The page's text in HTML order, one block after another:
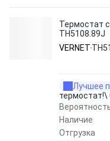
Термостат
TH5108.89J
VERNET
Лучшее
термостат!\
Наличие
Отгрузка